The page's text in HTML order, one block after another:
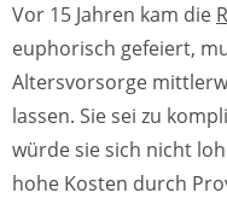
Vor 15 Jahren kam die
euphorisch gefeiert,
Altersvorsorge
lassen. Sie sei zu
würde sie sich nicht
hohe Kosten durch